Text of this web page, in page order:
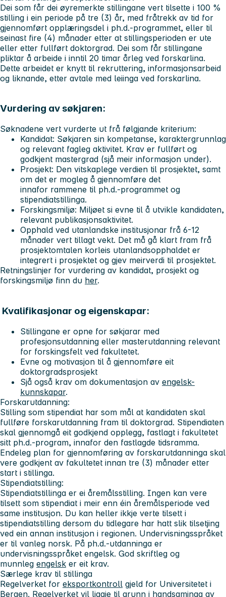
Dei som får dei øyremerkte stillingane vert tilsette i 100 %
stilling i ein periode på tre (3) år, med fråtrekk av tid for
gjennomført opplæringsdel i ph.d.-programmet, eller til
seinast fire (4) månader etter at stillingsperioden er ute
eller etter fullført doktorgrad. Dei som får stillingane
pliktar å arbeide i inntil 20 timar årleg ved forskarlina.
Dette arbeidet er knytt til rekruttering, informasjonsarbeid
og liknande, etter avtale med leiinga ved forskarlina.
Vurdering av søkjaren:
Søknadene vert vurderte ut frå følgjande kriterium:
Kandidat: Søkjaren sin kompetanse, karaktergrunnlag
og relevant fagleg aktivitet. Krav er fullført og
godkjent mastergrad (sjå meir informasjon under).
Prosjekt: Den vitskaplege verdien til prosjektet, samt
om det er mogleg å gjennomføre det
innafor rammene til ph.d.-programmet og
stipendiatstillinga.
Forskingsmiljø: Miljøet si evne til å utvikle kandidaten,
relevant publikasjonsaktivitet.
Opphald ved utanlandske institusjonar frå 6-12
månader vert tillagt vekt. Det må gå klart fram frå
prosjektomtalen korleis utanlandsopphaldet er
integrert i prosjektet og gjev meirverdi til prosjektet.
Retningslinjer for vurdering av kandidat, prosjekt og
forskingsmiljø finn du her.
Kvalifikasjonar og eigenskapar:
Stillingane er opne for søkjarar med
profesjonsutdanning eller masterutdanning relevant
for forskingsfelt ved fakultetet.
Evne og motivasjon til å gjennomføre eit
doktorgradsprosjekt
Sjå også krav om dokumentasjon av engelsk-
kunnskapar.
Forskarutdanning:
Stilling som stipendiat har som mål at kandidaten skal
fullføre forskarutdanning fram til doktorgrad. Stipendiaten
skal gjennomgå eit godkjend opplegg, fastlagt i fakultetet
sitt ph.d.-program, innafor den fastlagde tidsramma.
Endeleg plan for gjennomføring av forskarutdanninga skal
vere godkjent av fakultetet innan tre (3) månader etter
start i stillinga.
Stipendiatstilling:
Stipendiatstillinga er ei åremålsstilling. Ingen kan vere
tilsett som stipendiat i meir enn éin åremålsperiode ved
same institusjon. Du kan heller ikkje verte tilsett i
stipendiatstilling dersom du tidlegare har hatt slik tilsetjing
ved ein annan institusjon i regionen. Undervisningsspråket
er til vanleg norsk. På ph.d.-utdanninga er
undervisningsspråket engelsk. God skriftleg og
munnleg engelsk er eit krav.
Særlege krav til stillinga
Regelverket for eksportkontroll gjeld for Universitetet i
Bergen. Regelverket vil liggje til grunn i handsaminga av